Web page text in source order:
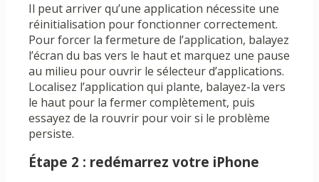
Il peut arriver qu’une application nécessite une
réinitialisation pour fonctionner correctement.
Pour forcer la fermeture de l’application, balayez
l’écran du bas vers le haut et marquez une pause
au milieu pour ouvrir le sélecteur d’applications.
Localisez l’application qui plante, balayez-la vers
le haut pour la fermer complètement, puis
essayez de la rouvrir pour voir si le problème
persiste.
Étape 2 : redémarrez votre iPhone